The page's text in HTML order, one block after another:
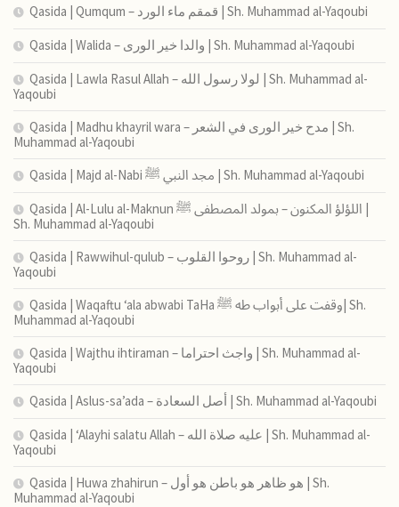
Qasida | Qumqum – قمقم ماء الورد | Sh. Muhammad al-Yaqoubi
Qasida | Walida – والدا خير الورى | Sh. Muhammad al-Yaqoubi
Qasida | Lawla Rasul Allah – لولا رسول الله | Sh. Muhammad al-
Yaqoubi
Qasida | Madhu khayril wara – مدح خير الورى في الشعر | Sh.
Muhammad al-Yaqoubi
Qasida | Majd al-Nabi مجد النبي ﷺ | Sh. Muhammad al-Yaqoubi
Qasida | Al-Lulu al-Maknun اللؤلؤ المكنون – بمولد المصطفى ﷺ |
Sh. Muhammad al-Yaqoubi
Qasida | Rawwihul-qulub – روحوا القلوب | Sh. Muhammad al-
Yaqoubi
Qasida | Waqaftu ‘ala abwabi TaHa وقفت على أبواب طه ﷺ| Sh.
Muhammad al-Yaqoubi
Qasida | Wajthu ihtiraman – واجث احتراما | Sh. Muhammad al-
Yaqoubi
Qasida | Aslus-sa’ada – أصل السعادة | Sh. Muhammad al-Yaqoubi
Qasida | ‘Alayhi salatu Allah – عليه صلاة الله | Sh. Muhammad al-
Yaqoubi
Qasida | Huwa zhahirun – هو ظاهر هو باطن هو أول | Sh.
Muhammad al-Yaqoubi